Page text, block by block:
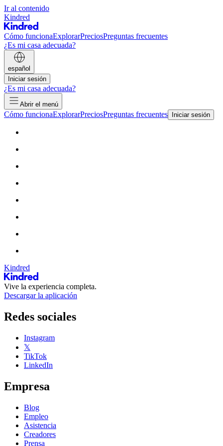
Ir al contenido
Kindred
Cómo funcionaExplorarPreciosPreguntas frecuentes
¿Es mi casa adecuada?
español
Iniciar sesión
¿Es mi casa adecuada?
Abrir el menú
Cómo funcionaExplorarPreciosPreguntas frecuentes Iniciar sesión
Kindred
Vive la experiencia completa.
Descargar la aplicación
Redes sociales
Instagram
𝕏
TikTok
LinkedIn
Empresa
Blog
Empleo
Asistencia
Creadores
Prensa